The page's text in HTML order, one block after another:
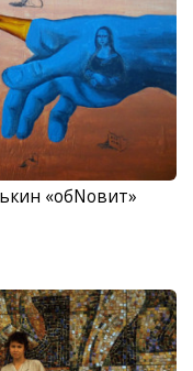
«обNовит»